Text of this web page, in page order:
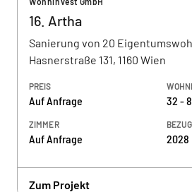
16. Artha
Sanierung von 20
Hasnerstraße 131, 1160 Wien
PREIS
Auf Anfrage 32 -
ZIMMER
Auf Anfrage 2028
Zum Projekt